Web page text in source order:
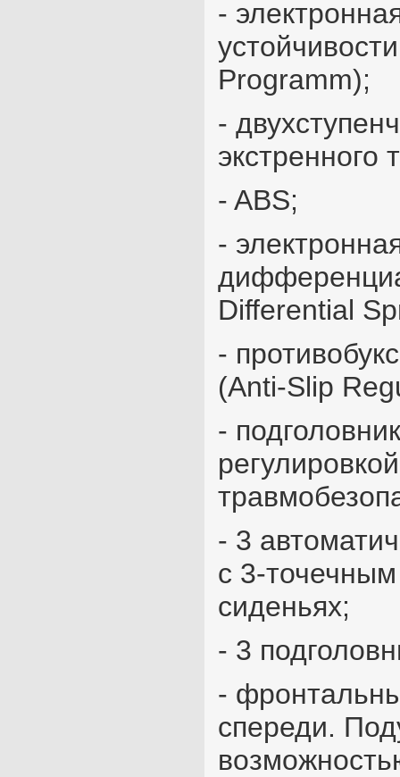
-
Programm);
-
экстренного
- ABS;
-
Differential
-
(Anti-Slip
-
- 3
с 3-
сиденьях;
- 3
-
спереди.